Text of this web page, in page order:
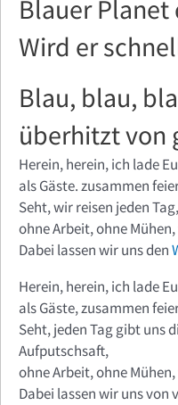
Blauer
Wird er
Blau, blau,
überhitzt von
Herein, herein, ich lade
als Gäste. zusammen
Seht, wir reisen jeden
ohne Arbeit, ohne
Dabei lassen wir uns den
Herein, herein, ich lade
als Gäste, zusammen
Seht, jeden Tag gibt uns
Aufputschsaft,
ohne Arbeit, ohne
Dabei lassen wir uns von